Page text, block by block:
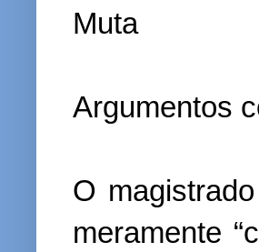
Muta
Argumentos
O
meramente